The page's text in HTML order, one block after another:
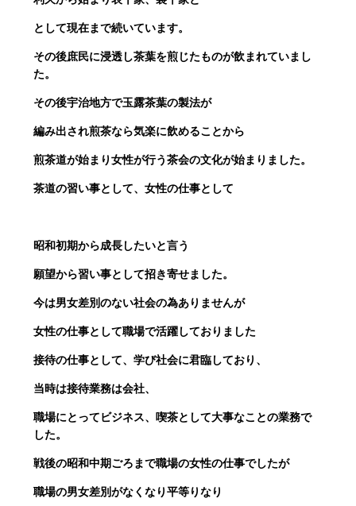
として現在まで続いています。
その後庶民に浸透し茶葉を煎じたものが飲まれていまし
た。
その後宇治地方で玉露茶葉の製法が
編み出され煎茶なら気楽に飲めることから
煎茶道が始まり女性が行う茶会の文化が始まりました。
茶道の習い事として、女性の仕事として
昭和初期から成長したいと言う
願望から習い事として招き寄せました。
今は男女差別のない社会の為ありませんが
女性の仕事として職場で活躍しておりました
接待の仕事として、学び社会に君臨しており、
当時は接待業務は会社、
職場にとってビジネス、喫茶として大事なことの業務で
した。
戦後の昭和中期ごろまで職場の女性の仕事でしたが
職場の男女差別がなくなり平等りなり